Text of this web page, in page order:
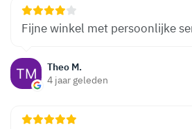
Theo M.
4 jaar geleden
Fijne winkel met persoonlijke